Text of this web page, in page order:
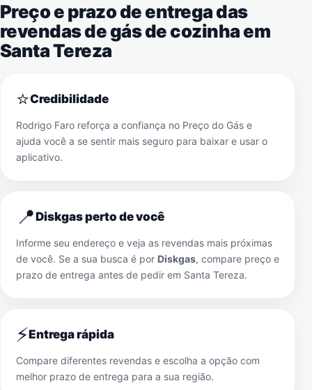
Preço e prazo de entrega das
revendas de gás de cozinha em
Santa Tereza
⭐Credibilidade
Rodrigo Faro reforça a confiança no Preço do Gás e
ajuda você a se sentir mais seguro para baixar e usar o
aplicativo.
📍Diskgas perto de você
Informe seu endereço e veja as revendas mais próximas
de você. Se a sua busca é por Diskgas, compare preço e
prazo de entrega antes de pedir em Santa Tereza.
⚡Entrega rápida
Compare diferentes revendas e escolha a opção com
melhor prazo de entrega para a sua região.